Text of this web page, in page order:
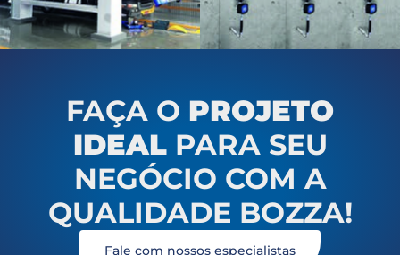
FAÇA O PROJETO
IDEALPARA SEU
NEGÓCIO COM A
QUALIDADE BOZZA!
Fale com nossos especialistas